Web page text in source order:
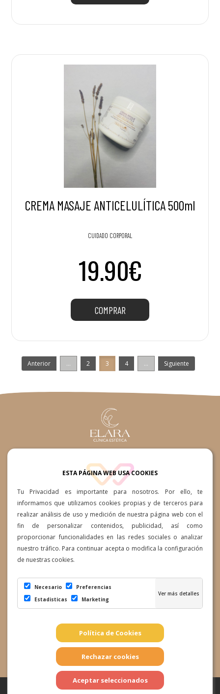
ESTA PÁGINA WEB USA COOKIES
Tu Privacidad es importante para nosotros. Por ello, te
informamos que utilizamos cookies propias y de terceros para
realizar análisis de uso y medición de nuestra página web con el
fin de personalizar contenidos, publicidad, así como
proporcionar funcionalidades en las redes sociales o analizar
nuestro tráfico. Para continuar acepta o modifica la configuración
de nuestras cookies.
Necesario
Preferencias
Estadisticas
Marketing
Política de Cookies
CREMA MASAJE ANTICELULÍTICA 500ml
CUIDADO CORPORAL
19.90€
COMPRAR
Anterior ... 2 3 4 ... Siguiente
660361015 / 660361015
Av. Ansite, 57-59, 35118 Cruce
de Arinaga, Las Palmas
info@clinicaesteticaelara.com
Lunes a Jueves: 10:00h a
19:00h Viernes 10:00h a 14:00h
Política de Privacidad|Política de Cancelación
|Devoluciones|Política de Cookies
Cookies|Aviso Legal